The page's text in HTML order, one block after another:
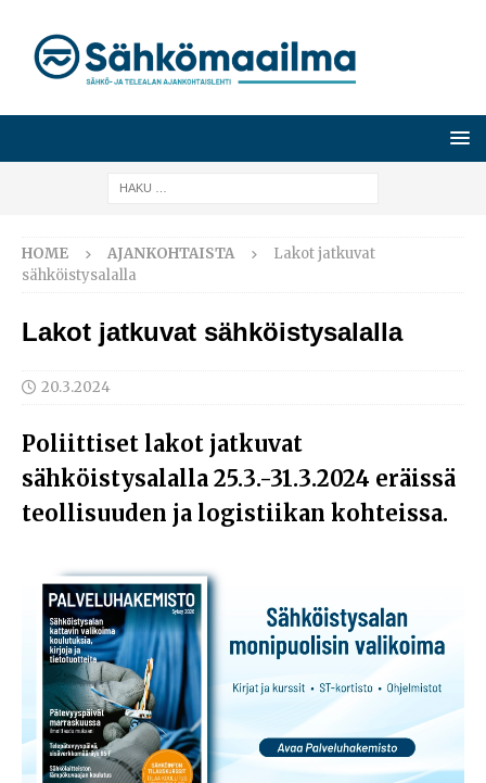
HOME AJANKOHTAISTA
Lakot jatkuvat
sähköistysalalla
Lakot jatkuvat sähköistysalalla
20.3.2024
Poliittiset lakot jatkuvat
sähköistysalalla 25.3.-31.3.2024 eräissä
teollisuuden ja logistiikan kohteissa.